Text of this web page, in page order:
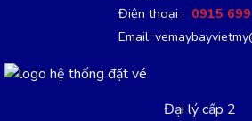
Điện thoại : 0915
Email:
Đại lý cấp 2